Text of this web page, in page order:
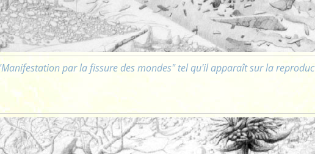
par la fissure des mondes" tel qu'il apparaît sur la